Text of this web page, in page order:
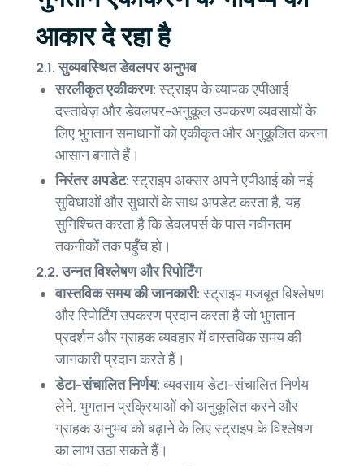
आकार दे रहा है
2.1. सुव्यवस्थित डेवलपर अनुभव
सरलीकृत एकीकरण:स्ट्राइप के व्यापक एपीआई
दस्तावेज़ और डेवलपर-अनुकूल उपकरण व्यवसायों के
लिए भुगतान समाधानों को एकीकृत और अनुकूलित करना
आसान बनाते हैं।
निरंतर अपडेट:स्ट्राइप अक्सर अपने एपीआई को नई
सुविधाओं और सुधारों के साथ अपडेट करता है, यह
सुनिश्चित करता है कि डेवलपर्स के पास नवीनतम
तकनीकों तक पहुँच हो।
2.2. उन्नत विश्लेषण और रिपोर्टिंग
वास्तविक समय की जानकारी:स्ट्राइप मजबूत विश्लेषण
और रिपोर्टिंग उपकरण प्रदान करता है जो भुगतान
प्रदर्शन और ग्राहक व्यवहार में वास्तविक समय की
जानकारी प्रदान करते हैं।
डेटा-संचालित निर्णय:व्यवसाय डेटा-संचालित निर्णय
लेने, भुगतान प्रक्रियाओं को अनुकूलित करने और
ग्राहक अनुभव को बढ़ाने के लिए स्ट्राइप के विश्लेषण
का लाभ उठा सकते हैं।